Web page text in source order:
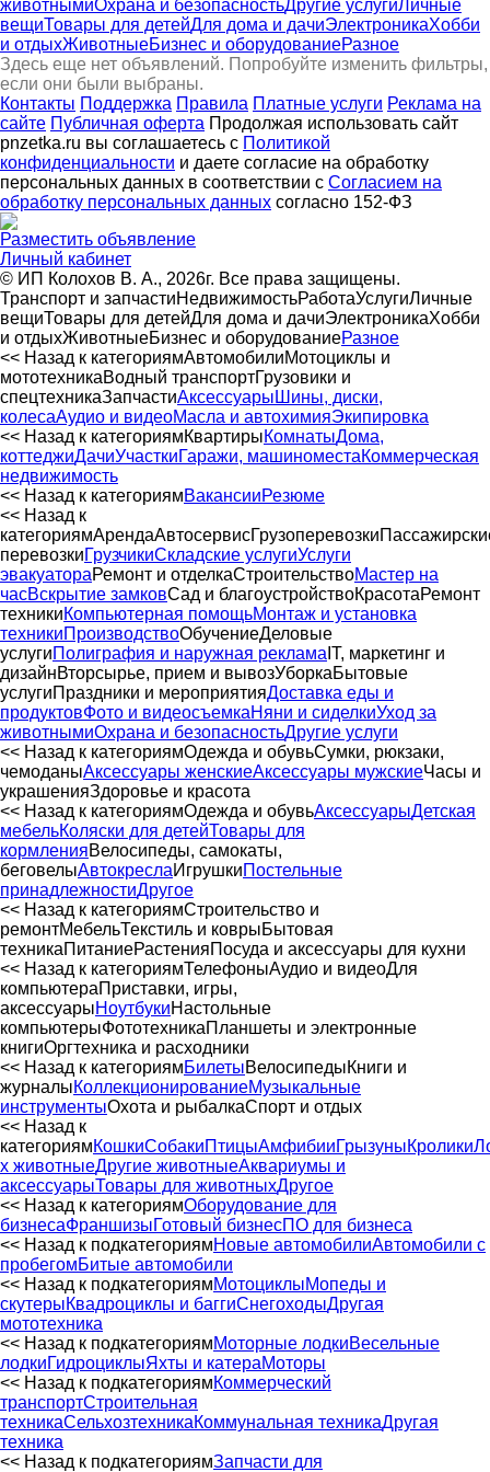
животнымиОхрана и безопасностьДругие услугиЛичные
вещиТовары для детейДля дома и дачиЭлектроникаХобби
и отдыхЖивотныеБизнес и оборудованиеРазное
Здесь еще нет объявлений. Попробуйте изменить фильтры,
если они были выбраны.
Контакты Поддержка Правила Платные услуги Реклама на
сайте Публичная оферта Продолжая использовать сайт
pnzetka.ru вы соглашаетесь с Политикой
конфиденциальности и даете согласие на обработку
персональных данных в соответствии с Согласием на
обработку персональных данных согласно 152-ФЗ
Разместить объявление
Личный кабинет
© ИП Колохов В. А., 2026г. Все права защищены.
Транспорт и запчастиНедвижимостьРаботаУслугиЛичные
вещиТовары для детейДля дома и дачиЭлектроникаХобби
и отдыхЖивотныеБизнес и оборудованиеРазное
<< Назад к категориямАвтомобилиМотоциклы и
мототехникаВодный транспортГрузовики и
спецтехникаЗапчастиАксессуары Шины, диски,
колесаАудио и видеоМасла и автохимияЭкипировка
<< Назад к категориямКвартирыКомнатыДома,
коттеджиДачиУчасткиГаражи, машиноместаКоммерческая
недвижимость
<< Назад к категориямВакансииРезюме
<< Назад к
категориямАрендаАвтосервиcГрузоперевозки
перевозкиГрузчикиСкладские услугиУслуги
эвакуатораРемонт и отделкаСтроительствоМастер на
часВскрытие замковСад и благоустройствоКрасотаРемонт
техникиКомпьютерная помощьМонтаж и установка
техникиПроизводствоОбучениеДеловые
услугиПолиграфия и наружная реклама IT, маркетинг и
дизайнВторсырье, прием и вывозУборкаБытовые
услугиПраздники и мероприятияДоставка еды и
продуктовФото и видеосъемкаНяни и сиделкиУход за
животнымиОхрана и безопасностьДругие услуги
<< Назад к категориямОдежда и обувьСумки, рюкзаки,
чемоданыАксессуары женскиеАксессуары мужскиеЧасы и
украшенияЗдоровье и красота
<< Назад к категориямОдежда и обувьАксессуарыДетская
мебельКоляски для детейТовары для
кормленияВелосипеды, самокаты,
беговелыАвтокреслаИгрушкиПостельные
принадлежностиДругое
<< Назад к категориямСтроительство и
ремонтМебельТекстиль и коврыБытовая
техникаПитаниеРастенияПосуда и аксессуары для кухни
<< Назад к категориямТелефоныАудио и видеоДля
компьютераПриставки, игры,
аксессуарыНоутбукиНастольные
компьютерыФототехникаПланшеты и электронные
книгиОргтехника и расходники
<< Назад к категориямБилетыВелосипедыКниги и
журналыКоллекционированиеМузыкальные
инструментыОхота и рыбалкаСпорт и отдых
<< Назад к
категориямКошкиСобакиПтицыАмфибииГрызуныКролики
х животныеДругие животныеАквариумы и
аксессуарыТовары для животныхДругое
<< Назад к категориямОборудование для
бизнесаФраншизыГотовый бизнесПО для бизнеса
<< Назад к подкатегориямНовые автомобилиАвтомобили с
пробегомБитые автомобили
<< Назад к подкатегориямМотоциклыМопеды и
скутерыКвадроциклы и баггиСнегоходыДругая
мототехника
<< Назад к подкатегориямМоторные лодкиВесельные
лодкиГидроциклыЯхты и катераМоторы
<< Назад к подкатегориямКоммерческий
транспортСтроительная
техникаСельхозтехникаКоммунальная техникаДругая
техника
<< Назад к подкатегориямЗапчасти для